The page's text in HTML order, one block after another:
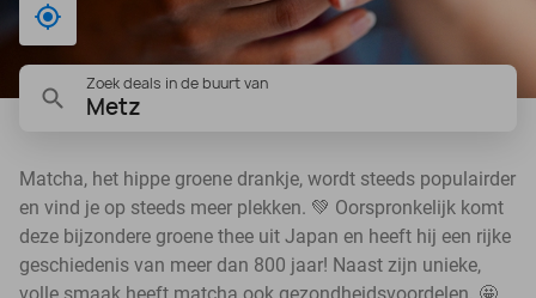
Bij mij in de buurt
Zoek deals in de buurt van
Metz
Matcha, het hippe groene drankje, wordt steeds populairder
en vind je op steeds meer plekken. 💚 Oorspronkelijk komt
deze bijzondere groene thee uit Japan en heeft hij een rijke
geschiedenis van meer dan 800 jaar! Naast zijn unieke,